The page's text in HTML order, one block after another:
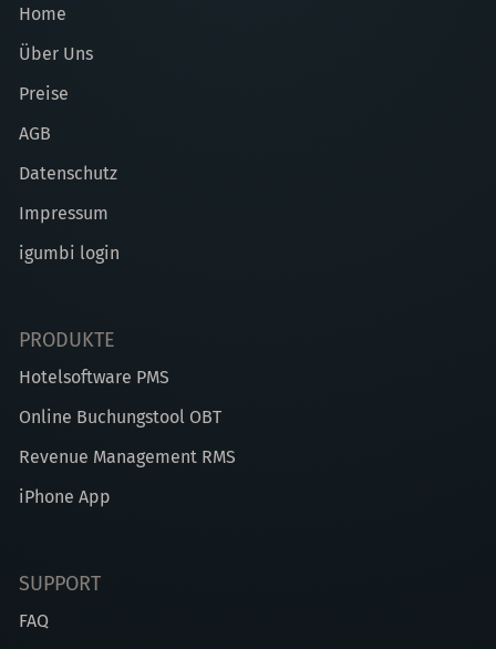
Home
Über Uns
Preise
AGB
Datenschutz
Impressum
igumbi login
PRODUKTE
Hotelsoftware PMS
Online Buchungstool OBT
Revenue Management RMS
iPhone App
SUPPORT
FAQ